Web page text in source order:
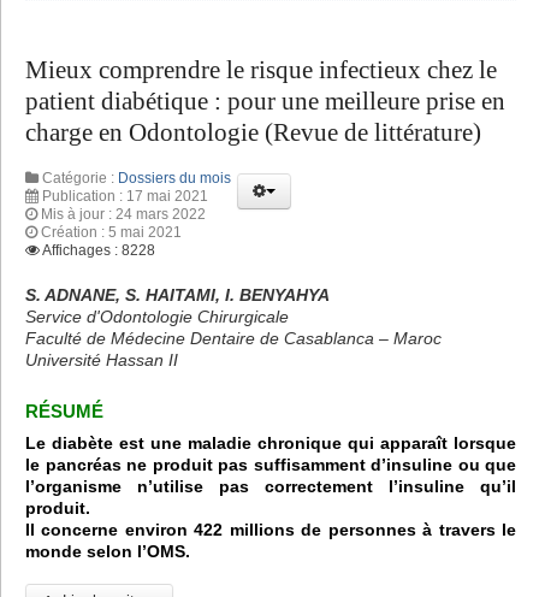
Mieux comprendre le risque infectieux chez le
patient diabétique : pour une meilleure prise en
charge en Odontologie (Revue de littérature)
Catégorie : Dossiers du mois
Publication : 17 mai 2021
Mis à jour : 24 mars 2022
Création : 5 mai 2021
Affichages : 8228
S. ADNANE, S. HAITAMI, I. BENYAHYA
Service d'Odontologie Chirurgicale
Faculté de Médecine Dentaire de Casablanca – Maroc
Université Hassan II
RÉSUMÉ
Le diabète est une maladie chronique qui apparaît lorsque
le pancréas ne produit pas suffisamment d’insuline ou que
l’organisme n’utilise pas correctement l’insuline qu’il
produit.
Il concerne environ 422 millions de personnes à travers le
monde selon l’OMS.